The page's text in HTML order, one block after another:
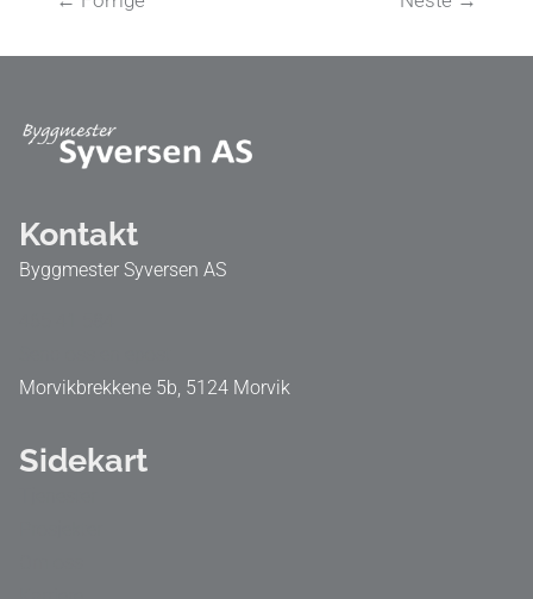
Kontakt
Byggmester Syversen AS
Morvikbrekkene 5b, 5124 Morvik
Sidekart